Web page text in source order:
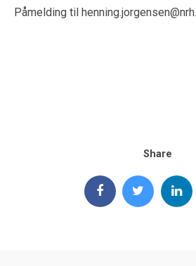
Påmelding til
Share